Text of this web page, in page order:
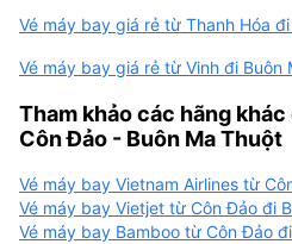
Vé máy bay giá rẻ từ Thanh Hóa
Vé máy bay giá rẻ từ Vinh đi Buôn
Tham khảo các hãng
Côn Đảo - Buôn Ma Thuột
Vé máy bay Vietnam Airlines từ
Vé máy bay Vietjet từ Côn Đảo đi
Vé máy bay Bamboo từ Côn Đảo